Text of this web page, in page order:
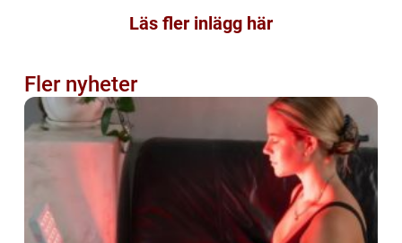
Läs fler inlägg här
Fler nyheter